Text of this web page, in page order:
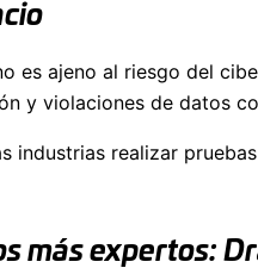
ajeno al riesgo del
y violaciones de datos
realizar
más expertos: